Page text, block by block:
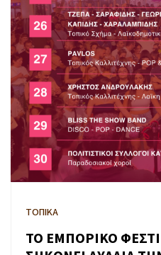
ΤΟΠΙΚΑ
ΤΟ ΕΜΠΟΡΙΚΟ